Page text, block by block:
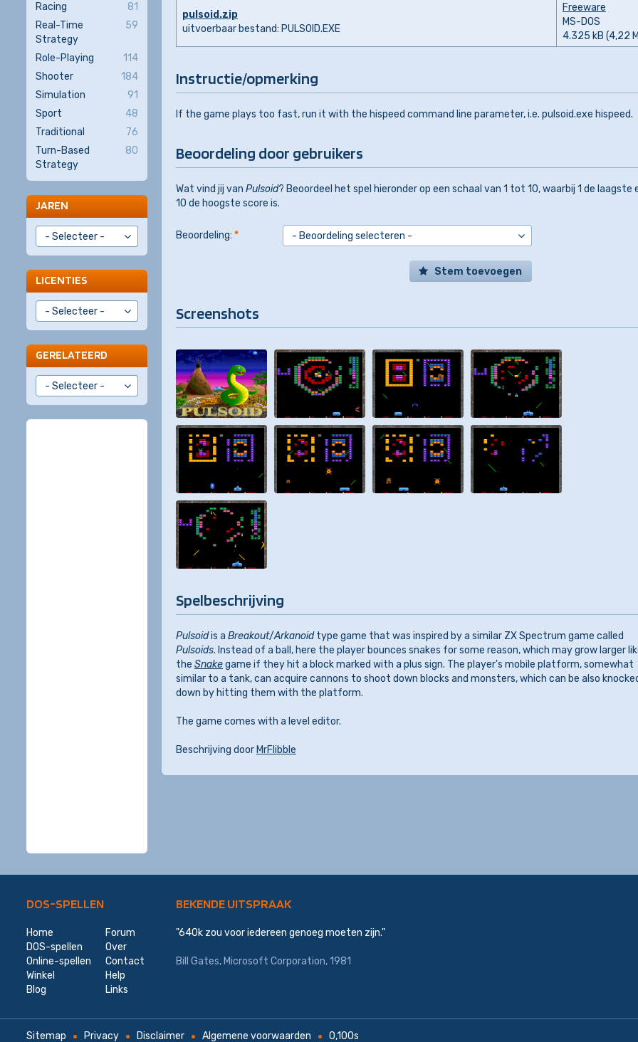
pulsoid.zip
uitvoerbaar bestand: PULSOID.EXE
Freeware
MS-DOS
4.325 kB (4,22
Instructie/opmerking
If the game plays too fast, run it with the hispeed command line parameter, i.e. pulsoid.exe hispeed.
Beoordeling door gebruikers
Wat vind jij van Pulsoid? Beoordeel het spel hieronder op een schaal van 1 tot 10, waarbij 1 de laagste
10 de hoogste score is.
Beoordeling: *
Stem toevoegen
Screenshots
Spelbeschrijving
Pulsoidis a Breakout/Arkanoidtype game that was inspired by a similar ZX Spectrum game called
Pulsoids. Instead of a ball, here the player bounces snakes for some reason, which may grow larger
the Snakegame if they hit a block marked with a plus sign. The player's mobile platform, somewhat
similar to a tank, can acquire cannons to shoot down blocks and monsters, which can be also
down by hitting them with the platform.
The game comes with a level editor.
Beschrijving door MrFlibble
Racing
81
Real-Time
Strategy
59
Role-Playing
114
Shooter
184
Simulation
91
Sport
48
Traditional
76
Turn-Based
Strategy
80
JAREN
LICENTIES
GERELATEERD
DOS-SPELLEN
Home
DOS-spellen
Online-spellen
Winkel
Blog
Forum
Over
Contact
Help
Links
BEKENDE UITSPRAAK
"640k zou voor iedereen genoeg moeten zijn."
Bill Gates, Microsoft Corporation, 1981
Sitemap Privacy Disclaimer Algemene voorwaarden 0,100s